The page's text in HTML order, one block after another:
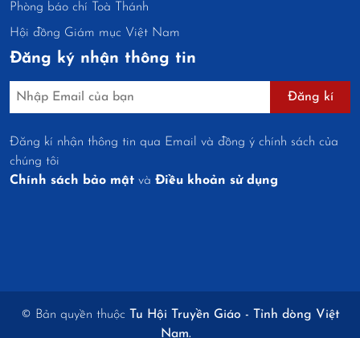
Phòng báo chí Toà Thánh
Hội đồng Giám mục Việt Nam
Đăng ký nhận thông tin
Đăng kí
Đăng kí nhận thông tin qua Email và đồng ý chính sách của
chúng tôi
Chính sách bảo mật và Điều khoản sử dụng
© Bản quyền thuộc
Tu Hội Truyền Giáo - Tỉnh dòng Việt
Nam.